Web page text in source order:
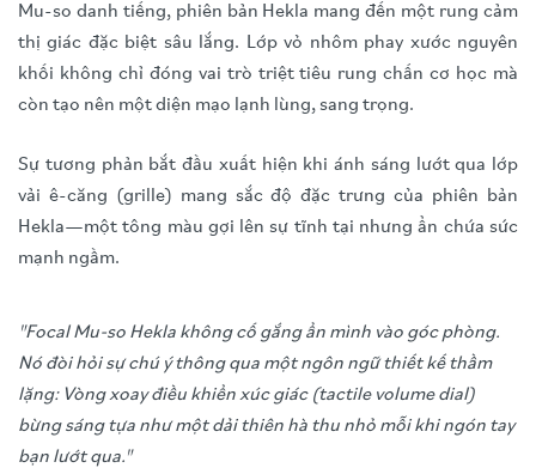
Mu-so danh tiếng, phiên bản Hekla mang đến một rung cảm
thị giác đặc biệt sâu lắng. Lớp vỏ nhôm phay xước nguyên
khối không chỉ đóng vai trò triệt tiêu rung chấn cơ học mà
còn tạo nên một diện mạo lạnh lùng, sang trọng.
Sự tương phản bắt đầu xuất hiện khi ánh sáng lướt qua lớp
vải ê-căng (grille) mang sắc độ đặc trưng của phiên bản
Hekla—một tông màu gợi lên sự tĩnh tại nhưng ẩn chứa sức
mạnh ngầm.
"Focal Mu-so Hekla không cố gắng ẩn mình vào góc phòng.
Nó đòi hỏi sự chú ý thông qua một ngôn ngữ thiết kế thầm
lặng: Vòng xoay điều khiển xúc giác (tactile volume dial)
bừng sáng tựa như một dải thiên hà thu nhỏ mỗi khi ngón tay
bạn lướt qua."